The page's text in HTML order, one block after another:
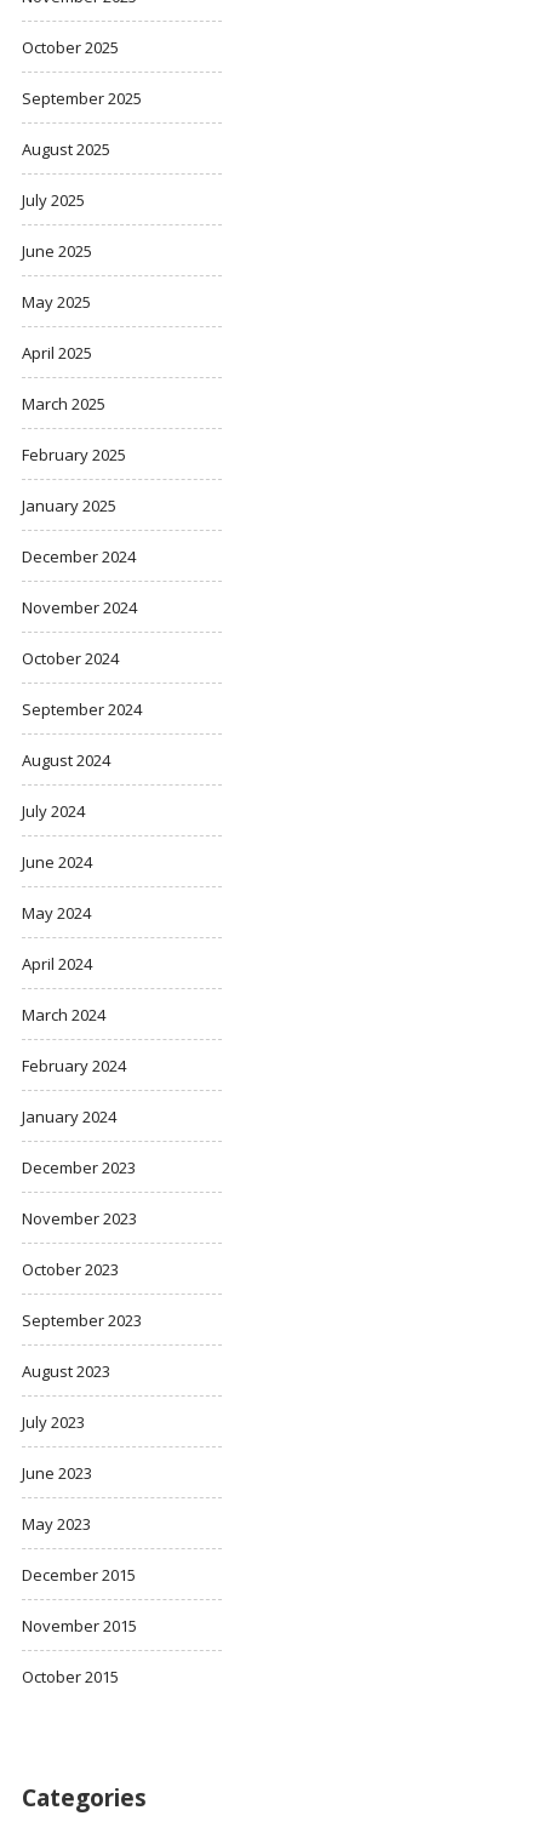
October 2025
September 2025
August 2025
July 2025
June 2025
May 2025
April 2025
March 2025
February 2025
January 2025
December 2024
November 2024
October 2024
September 2024
August 2024
July 2024
June 2024
May 2024
April 2024
March 2024
February 2024
January 2024
December 2023
November 2023
October 2023
September 2023
August 2023
July 2023
June 2023
May 2023
December 2015
November 2015
October 2015
Categories